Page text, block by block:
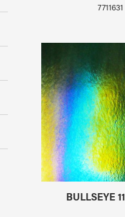
7711631
BULLSEYE